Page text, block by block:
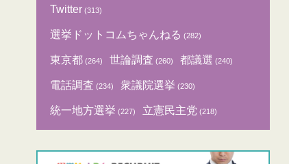
Twitter (313)
選挙ドットコムちゃんねる (282)
東京都 (264) 世論調査 (260) 都議選 (240)
電話調査 (234) 衆議院選挙 (230)
統一地方選挙 (227) 立憲民主党 (218)